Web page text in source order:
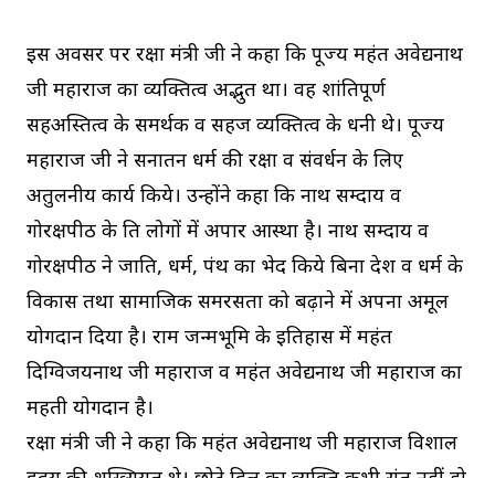
इस अवसर पर रक्षा मंत्री जी ने कहा कि पूज्य महंत अवेद्यनाथ
जी महाराज का व्यक्तित्व अद्भुत था। वह शांतिपूर्ण
सहअस्तित्व के समर्थक व सहज व्यक्तित्व के धनी थे। पूज्य
महाराज जी ने सनातन धर्म की रक्षा व संवर्धन के लिए
अतुलनीय कार्य किये। उन्होंने कहा कि नाथ सम्प्रदाय व
गोरक्षपीठ के प्रति लोगों में अपार आस्था है। नाथ सम्प्रदाय व
गोरक्षपीठ ने जाति, धर्म, पंथ का भेद किये बिना देश व धर्म के
विकास तथा सामाजिक समरसता को बढ़ाने में अपना अमूल
योगदान दिया है। राम जन्मभूमि के इतिहास में महंत
दिग्विजयनाथ जी महाराज व महंत अवेद्यनाथ जी महाराज का
महती योगदान है।
रक्षा मंत्री जी ने कहा कि महंत अवेद्यनाथ जी महाराज विशाल